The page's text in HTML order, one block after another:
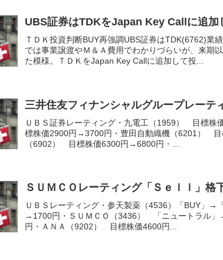
UBS証券はTDKをJapan Key Callに追加
ＴＤＫ投資判断BUY再強調UBS証券はTDK(6762)業
では事業譲渡やＭ＆Ａ費用でわかりづらいが、来期
た模様。ＴＤＫをJapan Key Callに追加して投...
三井住友フィナンシャルグループレーテ
ＵＢＳ証券レーティング・九電工（1959） 目標
標株価2900円→3700円・豊田自動織機（6201）
（6902） 目標株価6300円→6800円・...
ＳＵＭＣＯレーティング「Ｓｅｌｌ」格
ＵＢＳレーティング・参天製薬（4536）「BUY」
→1700円・ＳＵＭＣＯ（3436） 「ニュートラル
円・ＡＮＡ（9202） 目標株価4600円...